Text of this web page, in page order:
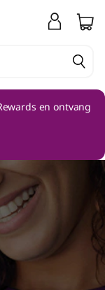
en ontvang